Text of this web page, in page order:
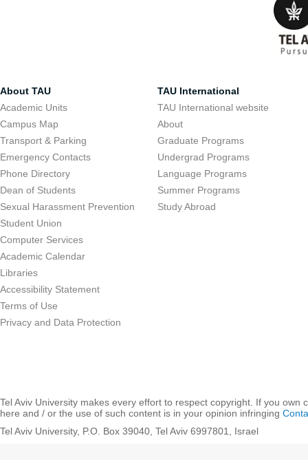
About TAU
Academic Units
Campus Map
Transport & Parking
Emergency Contacts
Phone Directory
Dean of Students
Sexual Harassment Prevention
Student Union
Computer Services
Academic Calendar
Libraries
Accessibility Statement
Terms of Use
Privacy and Data Protection
TAU International
TAU International website
About
Graduate Programs
Undergrad Programs
Language Programs
Summer Programs
Study Abroad
Tel Aviv University makes every effort to respect copyright. If you own
here and / or the use of such content is in your opinion infringing
Tel Aviv University, P.O. Box 39040, Tel Aviv 6997801, Israel